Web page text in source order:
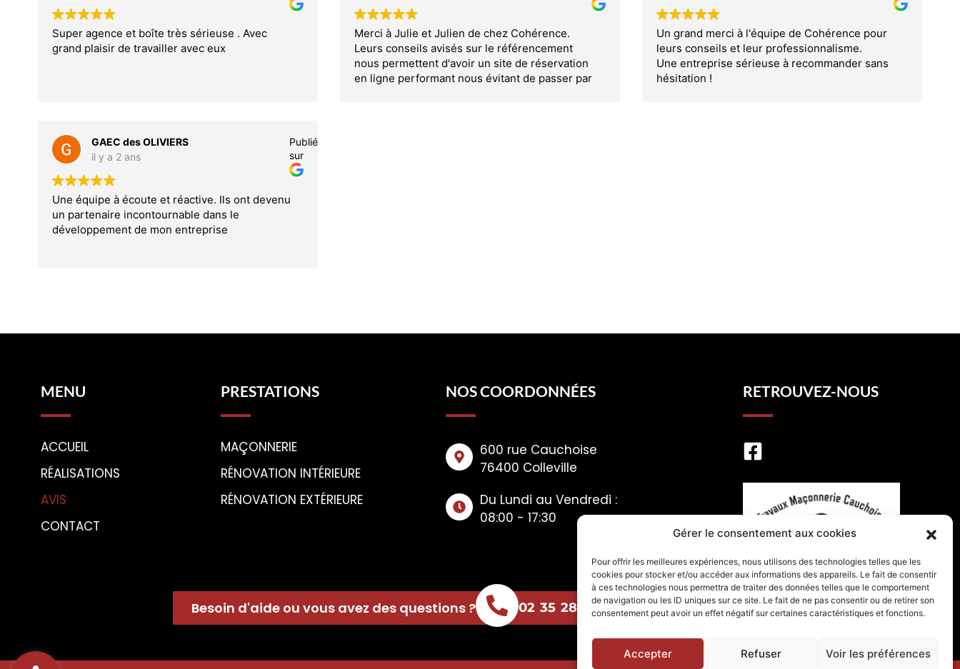
Gérer le consentement aux cookies
Pour offrir les meilleures expériences, nous utilisons des technologies telles que les
cookies pour stocker et/ou accéder aux informations des appareils. Le fait de consentir
à ces technologies nous permettra de traiter des données telles que le comportement
de navigation ou les ID uniques sur ce site. Le fait de ne pas consentir ou de retirer son
consentement peut avoir un effet négatif sur certaines caractéristiques et fonctions.
Accepter Refuser Voir les préférences
Super agence et boîte très sérieuse . Avec
grand plaisir de travailler avec eux
Merci à Julie et Julien de chez Cohérence.
Leurs conseils avisés sur le référencement
nous permettent d'avoir un site de réservation
en ligne performant nous évitant de passer par
Un grand merci à l'équipe de Cohérence pour
leurs conseils et leur professionnalisme.
Une entreprise sérieuse à recommander sans
hésitation !
Publié
sur
GAEC des OLIVIERS
il y a 2 ans
Une équipe à écoute et réactive. Ils ont devenu
un partenaire incontournable dans le
développement de mon entreprise
MENU
ACCUEIL
RÉALISATIONS
AVIS
CONTACT
PRESTATIONS
MAÇONNERIE
RÉNOVATION INTÉRIEURE
RÉNOVATION EXTÉRIEURE
NOS COORDONNÉES
600 rue Cauchoise
76400 Colleville
Du Lundi au Vendredi :
08:00 - 17:30
RETROUVEZ-NOUS
Besoin d'aide ou vous avez des questions ? 02 35 28 02 26